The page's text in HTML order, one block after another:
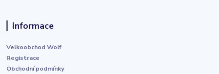
Informace
Velkoobchod Wolf
Registrace
Obchodní podmínky